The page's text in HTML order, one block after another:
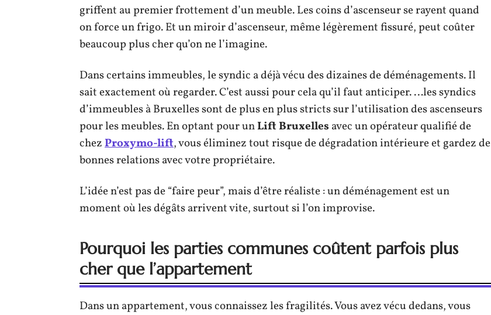
griffent au premier frottement d’un meuble. Les coins d’ascenseur se rayent quand
on force un frigo. Et un miroir d’ascenseur, même légèrement fissuré, peut coûter
beaucoup plus cher qu’on ne l’imagine.
Dans certains immeubles, le syndic a déjà vécu des dizaines de déménagements. Il
sait exactement où regarder. C’est aussi pour cela qu’il faut anticiper. …les syndics
d’immeubles à Bruxelles sont de plus en plus stricts sur l’utilisation des ascenseurs
pour les meubles. En optant pour unLift Bruxelles avec un opérateur qualifié de
chezProxymo-lift, vous éliminez tout risque de dégradation intérieure et gardez de
bonnes relations avec votre propriétaire.
L’idée n’est pas de “faire peur”, mais d’être réaliste : un déménagement est un
moment où les dégâts arrivent vite, surtout si l’on improvise.
Pourquoi les parties communes coûtent parfois plus
cher que l’appartement
Dans un appartement, vous connaissez les fragilités. Vous avez vécu dedans, vous